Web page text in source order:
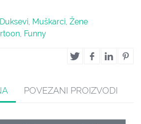
Duksevi, Muškarci, Žene
, Funny
POVEZANI PROIZVODI